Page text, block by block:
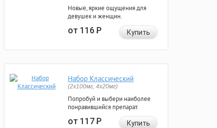
Новые, яркие ощущения для
девушек и женщин.
от 116Р Купить
Набор Классический
(2x100мг, 4x20мг)
Попробуй и выбери наиболее
понравившийся препарат.
от 117Р Купить